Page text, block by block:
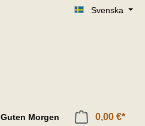
Svenska
Guten Morgen 0,00 €*